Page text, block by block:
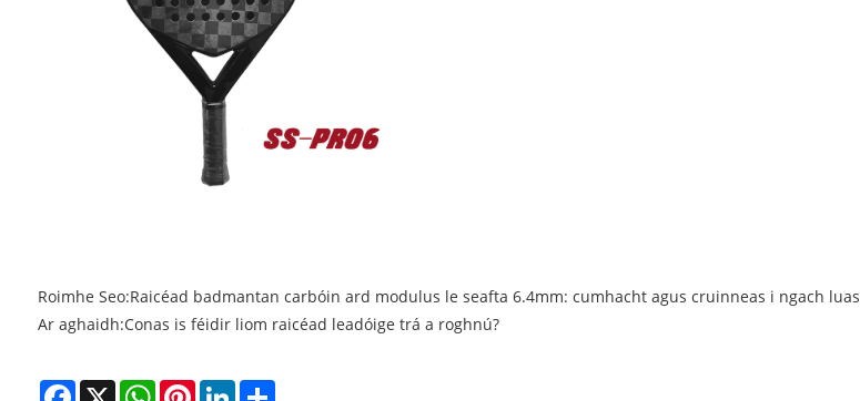
Roimhe Seo:Raicéad badmantan carbóin ard modulus le seafta 6.4mm: cumhacht agus cruinneas i ngach
Ar aghaidh:Conas is féidir liom raicéad leadóige trá a roghnú?
Facebook
X WhatsAppPinterestLinkedInShare